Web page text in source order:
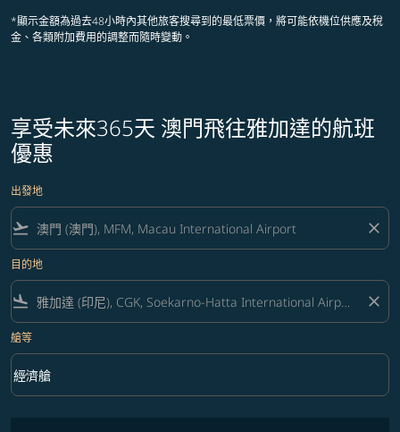
*顯示金額為過去48小時內其他旅客搜尋到的最低票價，將可能依機位供應及稅
金、各類附加費用的調整而隨時變動。
享受未來365天 澳門飛往雅加達的航班
優惠
出發地
flight_takeoff close
目的地
flight_land close
艙等
艙等 option 經濟艙 Selected
經濟艙
keyboard_arrow_down